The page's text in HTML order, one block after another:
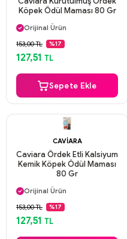
Köpek Ödül Maması 80 Gr
Aynı Gün Kargo
Orijinal Ürün
Güvenli Ödeme
Aynı Gün Kargo
153,00 TL %17
127,51 TL
Sepete Ekle
CAVIARA
Caviara Ördek Etli Kalsiyum
Kemik Köpek Ödül Maması
80 Gr
Aynı Gün Kargo
Orijinal Ürün
Güvenli Ödeme
Aynı Gün Kargo
153,00 TL %17
127,51 TL